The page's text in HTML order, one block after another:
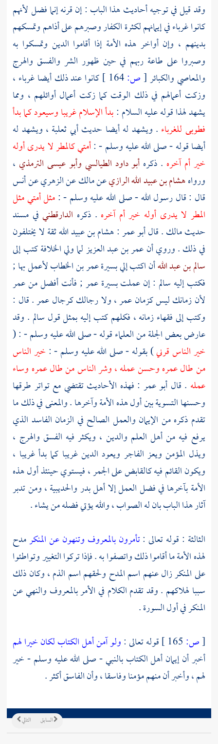
وقد قيل في توجيه أحاديث هذا الباب : إن قرنه إنما فضل لأنهم
كانوا غرباء في إيمانهم لكثرة الكفار وصبرهم على أذاهم وتمسكهم
بدينهم ، وإن أواخر هذه الأمة إذا أقاموا الدين وتمسكوا به
وصبروا على طاعة ربهم في حين ظهور الشر والفسق والهرج
والمعاصي والكبائر[ص:
كانوا عند ذلك أيضا غرباء ،
وزكت أعمالهم في ذلك الوقت كما زكت أعمال أوائلهم ، ومما
يشهد لهذا قوله عليه السلام :بدأ الإسلام غريبا وسيعود كما بدأ
فطوبى للغرباء . ويشهد له أيضا حديثأبي ثعلبة ، ويشهد له
أيضا قوله - صلى الله عليه وسلم - :أمتي كالمطر لا يدرى أوله
خير أم آخره . ذكره أبو داود الطيالسي وأبو عيسى الترمذي ،
ورواههشام بن عبيد الله الرازيعنمالكعنالزهريعنأنس
قال : قال رسول الله - صلى الله عليه وسلم - :مثل أمتي مثل
المطر لا يدرى أوله خير أم آخره . ذكره الدارقطني في مسند
حديثمالك. قالأبو عمر:هشام بن عبيد اللهثقة لا يختلفون
في ذلك . وروي أنعمر بن عبد العزيزلما ولي الخلافة كتب إلى
سالم بن عبد اللهأن اكتب إلي بسيرةعمر بن الخطابلأعمل بها ;
فكتب إليه سالم : إن عملت بسيرةعمر; فأنت أفضل منعمر
لأن زمانك ليس كزمانعمر ،ولا رجالك كرجالعمر. قال :
وكتب إلى فقهاء زمانه ، فكلهم كتب إليه بمثل قول سالم . وقد
عارض بعض الجلة من العلماء قوله - صلى الله عليه وسلم - : (
خير الناس قرني) بقوله - صلى الله عليه وسلم - : خير الناس
من طال عمره وحسن عمله ، وشر الناس من طال عمره وساء
عمله . قال أبو عمر : فهذه الأحاديث تقتضي مع تواتر طرقها
وحسنها التسوية بين أول هذه الأمة وآخرها . والمعنى في ذلك ما
تقدم ذكره من الإيمان والعمل الصالح في الزمان الفاسد الذي
يرفع فيه من أهل العلم والدين ، ويكثر فيه الفسق والهرج ،
ويذل المؤمن ويعز الفاجر ويعود الدين غريبا كما بدأ غريبا ،
ويكون القائم فيه كالقابض على الجمر ، فيستوي حينئذ أول هذه
الأمة بآخرها في فضل العمل إلا أهلبدروالحديبية، ومن تدبر
آثار هذا الباب بان له الصواب ، والله يؤتي فضله من يشاء .
الثالثة : قوله تعالى :تأمرون بالمعروف وتنهون عن المنكرمدح
لهذه الأمة ما أقاموا ذلك واتصفوا به . فإذا تركوا التغيير وتواطئوا
على المنكر زال عنهم اسم المدح ولحقهم اسم الذم ، وكان ذلك
سببا لهلاكهم . وقد تقدم الكلام في الأمر بالمعروف والنهي عن
المنكر في أول السورة .
[ص: قوله تعالى :ولو آمن أهل الكتاب لكان خيرا لهم
أخبر أن إيمانأهل الكتاببالنبي - صلى الله عليه وسلم - خير
لهم ، وأخبر أن منهم مؤمنا وفاسقا ، وأن الفاسق أكثر .
التالي السابق